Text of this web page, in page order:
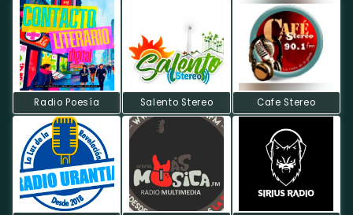
Radio Poesía Salento Stereo Cafe Stereo